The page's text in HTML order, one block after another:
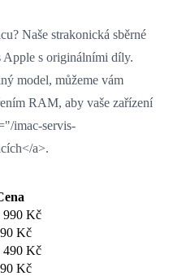
Naše strakonická sběrné
Apple s originálními díly.
model, můžeme vám
RAM, aby vaše zařízení
imac-servis-
a>.
990 Kč
Kč
490 Kč
Kč